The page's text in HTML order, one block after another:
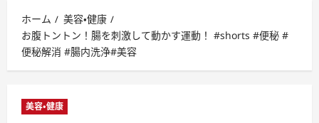
メ
ニ
ュ
ー
ホーム
美容・健康
お腹トントン！腸を刺激して動かす運動！ #shorts #便秘 #
便秘解消 #腸内洗浄#美容
美容・健康